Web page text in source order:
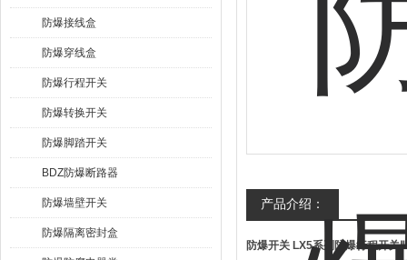
防爆接线盒
防爆穿线盒
防爆行程开关
防爆转换开关
防爆脚踏开关
BDZ防爆断路器
防爆墙壁开关
防爆隔离密封盒
产品介绍：
防爆开关 LX5系列防爆行程开关